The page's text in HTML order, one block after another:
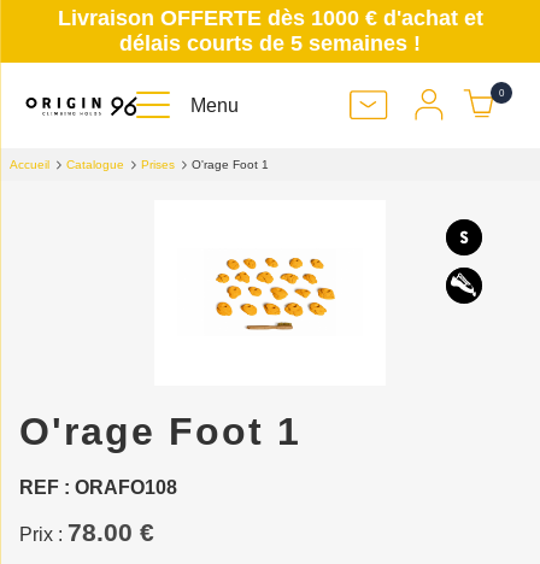
Livraison OFFERTE dès 1000 € d'achat et
délais courts de 5 semaines !
Menu
0
Accueil Catalogue Prises O'rage Foot 1
O'rage Foot 1
REF : ORAFO108
Prix : 78.00 €